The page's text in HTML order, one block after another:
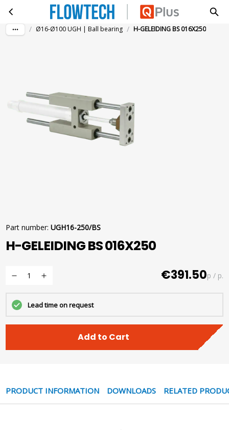
Skip to main contentH-GELEIDING BS 016X250
/ Ø16-Ø100 UGH | Ball bearing / H-GELEIDING BS 016X250
Part number: UGH16-250/BS
H-GELEIDING BS 016X250
€391.50p / p.
Lead time on request
Add to Cart
PRODUCT INFORMATION DOWNLOADS RELATED